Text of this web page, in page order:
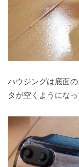
ハウジングは底面
タが空くようになっ